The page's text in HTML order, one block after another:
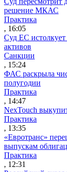
решение МКАС
Практика
, 16:05
Суд ЕС
активов
Санкции
, 15:24
ФАС раскрыла
полугодии
Практика
, 14:47
NexTouch
Практика
, 13:35
«Евротранс»
выпускам
Практика
, 12:31